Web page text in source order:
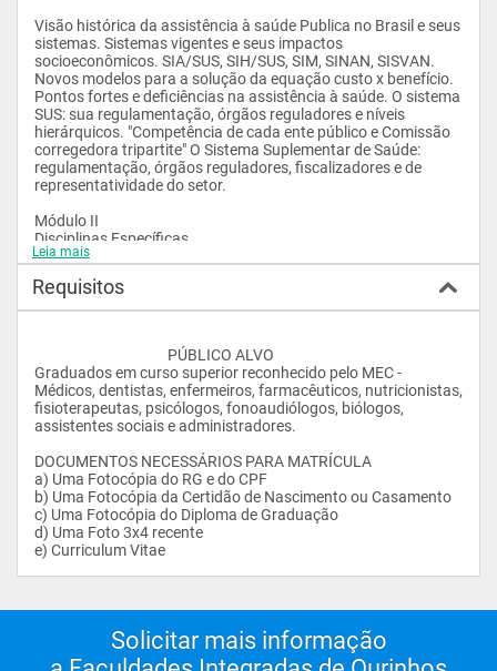
Visão histórica da assistência à saúde Publica no Brasil e seus
sistemas. Sistemas vigentes e seus impactos
socioeconômicos. SIA/SUS, SIH/SUS, SIM, SINAN, SISVAN.
Novos modelos para a solução da equação custo x benefício.
Pontos fortes e deficiências na assistência à saúde. O sistema
SUS: sua regulamentação, órgãos reguladores e níveis
hierárquicos. "Competência de cada ente público e Comissão
corregedora tripartite" O Sistema Suplementar de Saúde:
regulamentação, órgãos reguladores, fiscalizadores e de
representatividade do setor.
Módulo II
Disciplinas Específicas
Avaliação dos Sistemas de Serviços de Saúde Pública
regulamentação, organização, níveis de competência e ações
desenvolvidas no controle e auditoria operacional da rede
própria e credenciada. O papel do auditor na mudança de
abordagem nas ações de saúde. Estudo dos programas
específicos do MS (Farmácia Básica, PSF, Carências
Nutricionais).
Ética e Legislação em Auditoria
Ética, deontologia e bioética. Deveres de conduta do auditor:
decálogo ético do auditor; informação; auto-informação;
vigilância e abstenção de abuso. Normas relativas ao
Os deveres de conduta. Responsabilidade civil e penal dos
profissionais de saúde. Os direitos do cidadão: o profissional
de saúde diante do código de defesa do consumidor. Lei nº
9.656/98 - Lei dos Planos de Saúde.
Leia mais
Requisitos
Graduados em curso superior reconhecido pelo MEC -
Médicos, dentistas, enfermeiros, farmacêuticos, nutricionistas,
fisioterapeutas, psicólogos, fonoaudiólogos, biólogos,
assistentes sociais e administradores.
DOCUMENTOS NECESSÁRIOS PARA MATRÍCULA
a) Uma Fotocópia do RG e do CPF
b) Uma Fotocópia da Certidão de Nascimento ou Casamento
c) Uma Fotocópia do Diploma de Graduação
d) Uma Foto 3x4 recente
e) Curriculum Vitae
Solicitar mais informação